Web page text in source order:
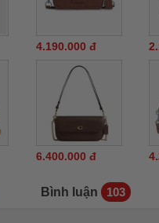
4.190.000 đ
6.400.000 đ
Bình luận 103